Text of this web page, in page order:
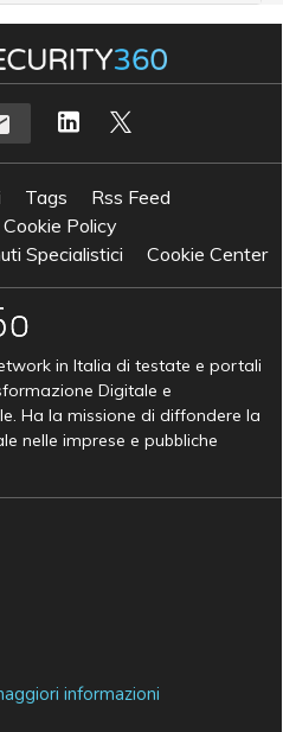
Tags
Rss Feed
Policy
Specialistici
Cookie Center
in Italia di testate e portali
Digitale e
Ha la missione di diffondere la
nelle imprese e pubbliche
informazioni